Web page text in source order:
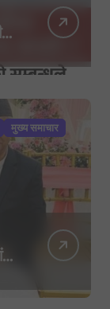
मुख्य समाचार